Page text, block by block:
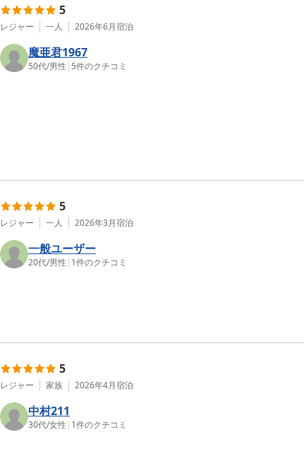
5
レジャー 一人 2026年6月宿泊
魔亜君1967
50代/男性 | 5件のクチコミ
5
レジャー 一人 2026年3月宿泊
一般ユーザー
20代/男性 | 1件のクチコミ
5
レジャー 家族 2026年4月宿泊
中村211
30代/女性 | 1件のクチコミ